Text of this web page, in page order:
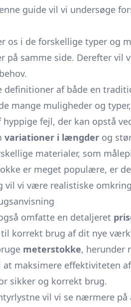
guide vil vi undersøge
os i de forskellige typer og
på samme side. Derefter vil
definitioner af både en
mange muligheder og
hyppige fejl, der kan opstå
variationer i længder og
materialer, som
er meget populære, er
vil vi være realistiske
omfatte en detaljeret
korrekt brug af dit nye
meterstokke, herunder
maksimere effektiviteten
sikker og korrekt brug.
vil vi se nærmere på